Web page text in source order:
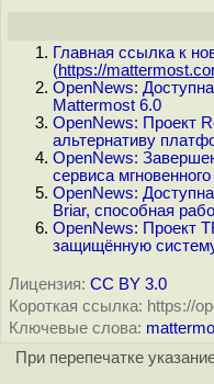
Главная ссылка к
(https://
OpenNews:
Mattermost 6.0
OpenNews: Проект
альтернативу
OpenNews:
сервиса
OpenNews:
Briar, способная
OpenNews: Проект
защищённую
Лицензия: CC BY 3.0
Короткая ссылка: https://
Ключевые слова:
При перепечатке